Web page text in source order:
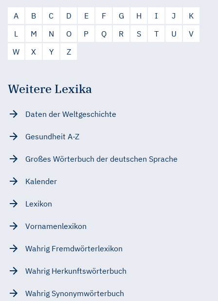
A B C D E F G H I J
K
L
M N O P Q R S T U
V
W
X Y Z
Weitere Lexika
Daten der Weltgeschichte
Gesundheit A-Z
Großes Wörterbuch der deutschen Sprache
Kalender
Lexikon
Vornamenlexikon
Wahrig Fremdwörterlexikon
Wahrig Herkunftswörterbuch
Wahrig Synonymwörterbuch